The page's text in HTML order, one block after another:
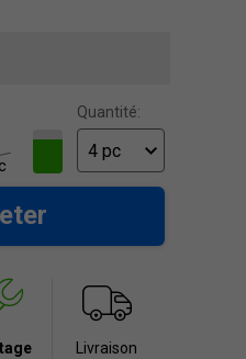
Quantité:
Livraison